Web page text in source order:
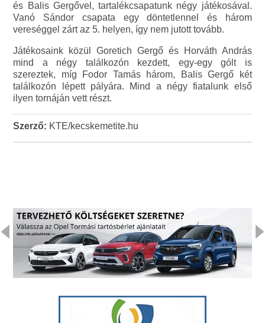
és Balis Gergővel, tartalékcsapatunk négy játékosával.
Vanó Sándor csapata egy döntetlennel és három
vereséggel zárt az 5. helyen, így nem jutott tovább.
Játékosaink közül Goretich Gergő és Horváth András
mind a négy találkozón kezdett, egy-egy gólt is
szereztek, míg Fodor Tamás három, Balis Gergő két
találkozón lépett pályára. Mind a négy fiatalunk első
ilyen tornáján vett részt.
Szerző: KTE/kecskemetite.hu